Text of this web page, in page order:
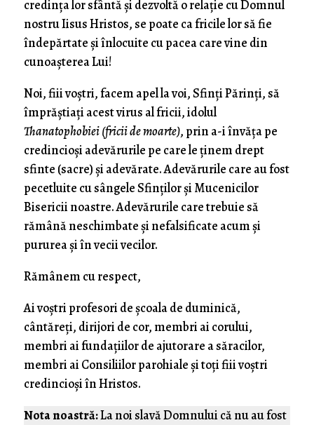
credința lor sfântă și dezvoltă o relație cu Domnul
nostru Iisus Hristos, se poate ca fricile lor să fie
îndepărtate și înlocuite cu pacea care vine din
cunoașterea Lui!
Noi, fiii voștri, facem apel la voi, Sfinți Părinți, să
împrăștiați acest virus al fricii, idolul
Thanatophobiei (fricii de moarte), prin a-i învăța pe
credincioși adevărurile pe care le ținem drept
sfinte (sacre) și adevărate. Adevărurile care au fost
pecetluite cu sângele Sfinților și Mucenicilor
Bisericii noastre. Adevărurile care trebuie să
rămână neschimbate și nefalsificate acum și
pururea și în vecii vecilor.
Rămânem cu respect,
Ai voștri profesori de școala de duminică,
cântăreți, dirijori de cor, membri ai corului,
membri ai fundațiilor de ajutorare a săracilor,
membri ai Consiliilor parohiale și toți fiii voștri
credincioși în Hristos.
Nota noastră:La noi slavă Domnului că nu au fost